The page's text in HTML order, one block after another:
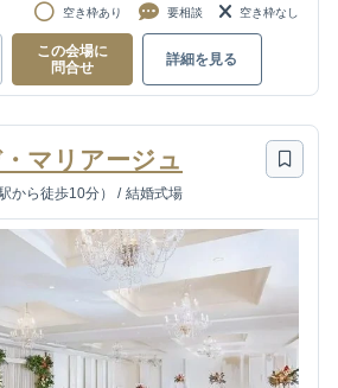
空き枠あり 要相談 空き枠なし
この会場に
問合せ
詳細を見る
マリアージュ
から徒歩10分） / 結婚式場